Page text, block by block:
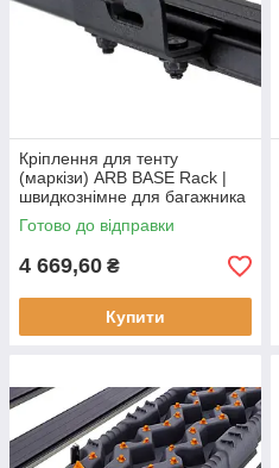
Кріплення для тенту
(маркізи) ARB BASE Rack |
швидкознімне для багажника
Готово до відправки
4 669,60 ₴
Купити